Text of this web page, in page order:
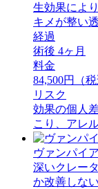
生効果によ
キメが整い
経過
術後 4ヶ月
料金
84,500円（税
リスク
効果の個人
こり、アレ
ヴァンパイ
深いクレー
か改善しな